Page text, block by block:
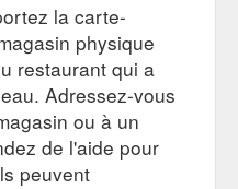
la carte-
physique
restaurant qui a
Adressez-vous
ou à un
de l'aide pour
peuvent